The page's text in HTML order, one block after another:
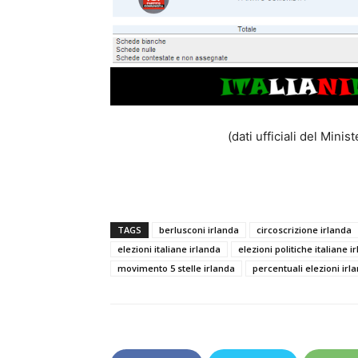
(dati ufficiali del
TAGS berlusconi irlanda
circoscrizione irlanda
elezioni italiane irlanda
elezioni politiche italiane
movimento 5 stelle irlanda
percentuali elezioni